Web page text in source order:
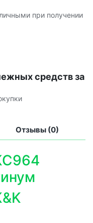
при получении
средств за
Отзывы (0)